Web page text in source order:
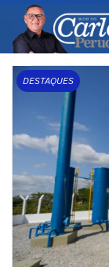
DESTAQUES